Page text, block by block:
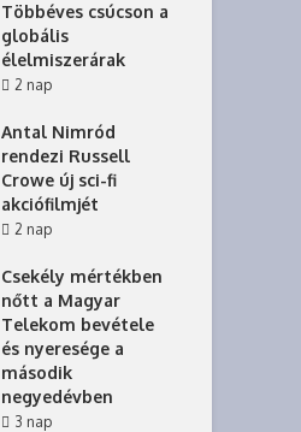
Többéves csúcson a
globális
élelmiszerárak
2 nap
Antal Nimród
rendezi Russell
Crowe új sci-fi
akciófilmjét
2 nap
Csekély mértékben
nőtt a Magyar
Telekom bevétele
és nyeresége a
második
negyedévben
3 nap